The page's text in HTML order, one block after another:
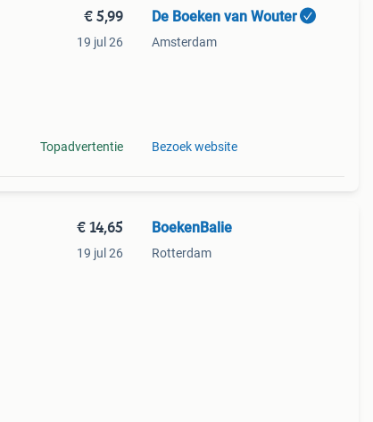
€ 5,99
19 jul 26
Topadvertentie
De Boeken van Wouter
Amsterdam
Bezoek website
€ 14,65
19 jul 26
BoekenBalie
Rotterdam